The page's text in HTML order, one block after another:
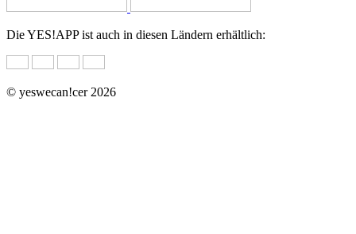
Die YES!APP ist auch in diesen Ländern erhältlich:
© yeswecan!cer 2026